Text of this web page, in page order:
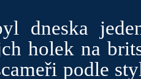
dneska
holek na
podle